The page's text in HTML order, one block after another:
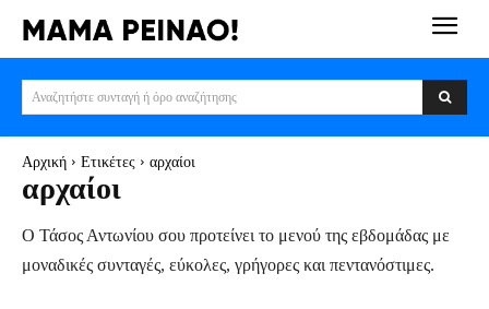
Αναζητήστε συνταγή ή όρο αναζήτησης
Αρχική Ετικέτες αρχαίοι
αρχαίοι
Ο Τάσος Αντωνίου σου προτείνει το μενού της εβδομάδας με
μοναδικές συνταγές, εύκολες, γρήγορες και πεντανόστιμες.